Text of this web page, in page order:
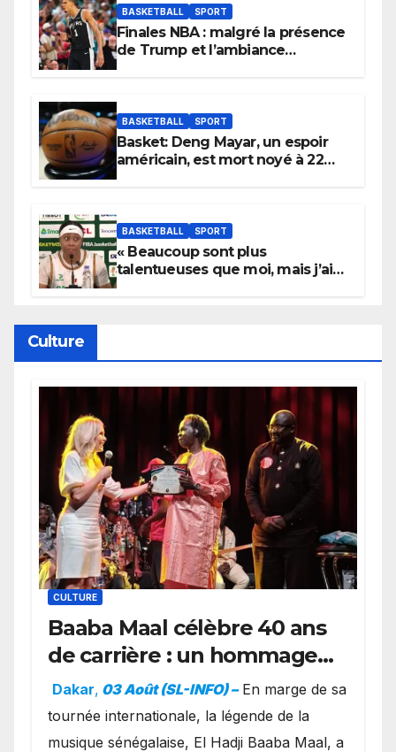
BASKETBALL SPORT
Finales NBA : malgré la présence
de Trump et l’ambiance
BASKETBALL SPORT
Basket: Deng Mayar, un espoir
américain, est mort noyé à 22
BASKETBALL SPORT
« Beaucoup sont plus
talentueuses que moi, mais j’ai
Culture
CULTURE
Baaba Maal célèbre 40 ans
de carrière : un hommage
exceptionnel à Oslo en
présence de la famille
royale.
Dakar, 03 Août (SL-INFO) – ​En marge de sa
tournée internationale, la légende de la
musique sénégalaise, El Hadji Baaba Maal, a